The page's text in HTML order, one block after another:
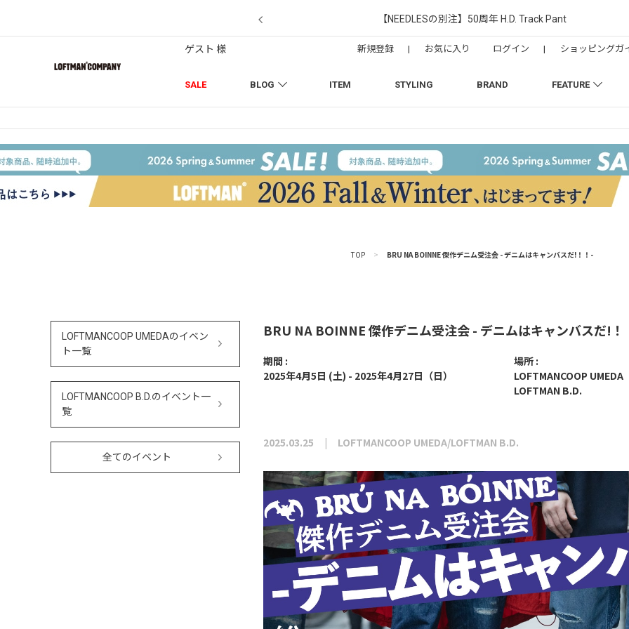
【NEEDLESの別注】50周年 H.D. Track Pant
SALE BLOG ITEM STYLING BRAND FEATURE
ゲスト 様 新規登録 | お気に入り ログイン | ショッピングガ
TOP > BRU NA BOINNE 傑作デニム受注会 - デニムはキャンバスだ!！！-
LOFTMANCOOP UMEDAのイベン
ト一覧
LOFTMANCOOP B.D.のイベント一
覧
全てのイベント
BRU NA BOINNE 傑作デニム受注会 - デニムはキャンバスだ!！
期間 :
2025年4月5日 (土) - 2025年4月27日（日）
場所 :
LOFTMANCOOP UMEDA
LOFTMAN B.D.
2025.03.25 LOFTMANCOOP UMEDA/LOFTMAN B.D.